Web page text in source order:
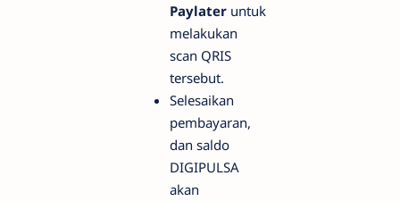
Paylater untuk
melakukan
scan QRIS
tersebut.
Selesaikan
pembayaran,
dan saldo
DIGIPULSA
akan